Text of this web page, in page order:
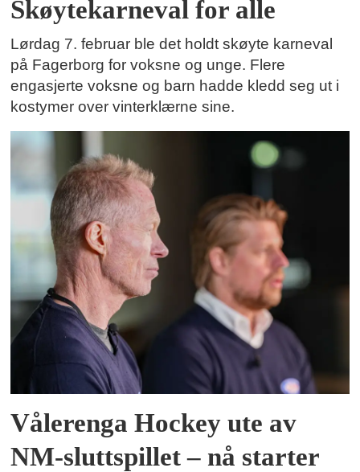
Skøytekarneval for alle
Lørdag 7. februar ble det holdt skøyte karneval
på Fagerborg for voksne og unge. Flere
engasjerte voksne og barn hadde kledd seg ut i
kostymer over vinterklærne sine.
Vålerenga Hockey ute av
NM-sluttspillet – nå starter